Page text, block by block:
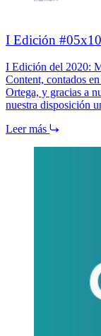
I Edición
I Edición del 2020:
Content, contados
Ortega, y gracias a
nuestra disposición
Leer más